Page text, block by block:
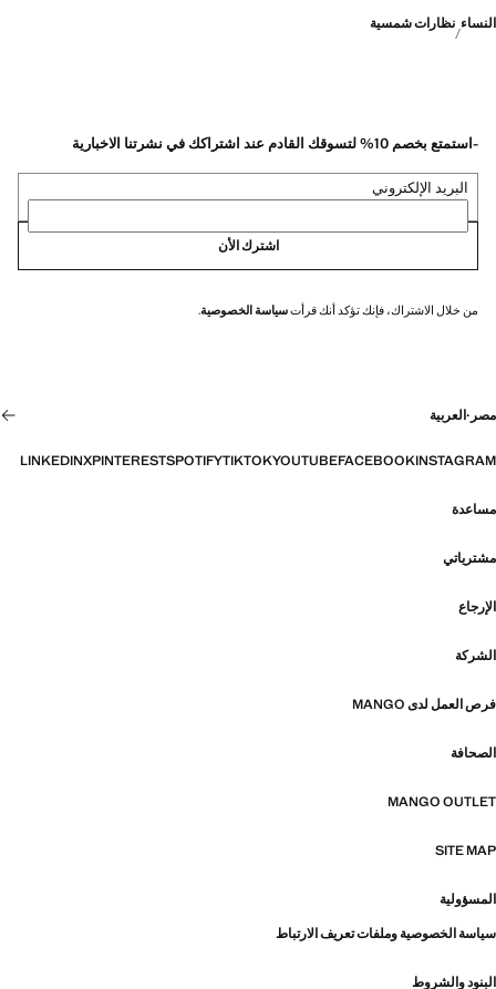
النساء نظارات شمسية
-استمتع بخصم 10% لتسوقك القادم عند اشتراكك في نشرتنا الاخبارية
البريد الإلكتروني
اشترك الأن
من خلال الاشتراك، فإنك تؤكد أنك قرأتسياسة الخصوصية.
مصر ·العربية
INSTAGRAM
FACEBOOK
YOUTUBE
TIKTOK
SPOTIFY
PINTEREST
X
LINKEDIN
مساعدة
مشترياتي
الإرجاع
الشركة
فرص العمل لدى MANGO
الصحافة
MANGO OUTLET
SITE MAP
المسؤولية
سياسة الخصوصية وملفات تعريف الارتباط
البنود والشروط